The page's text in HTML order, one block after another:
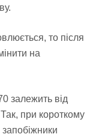
то після
на
залежить від
при короткому